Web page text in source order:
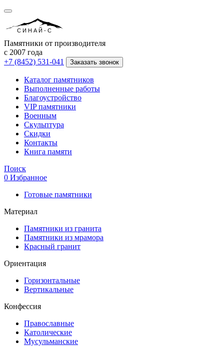
СИНАЙ-С
Памятники от производителя
с 2007 года
+7 (8452) 531-041
Заказать звонок
Каталог памятников
Выполненные работы
Благоустройство
VIP памятники
Военным
Скульптура
Скидки
Контакты
Книга памяти
Поиск
0 Избранное
Готовые памятники
Материал
Памятники из гранита
Памятники из мрамора
Красный гранит
Ориентация
Горизонтальные
Вертикальные
Конфессия
Православные
Католические
Мусульманские